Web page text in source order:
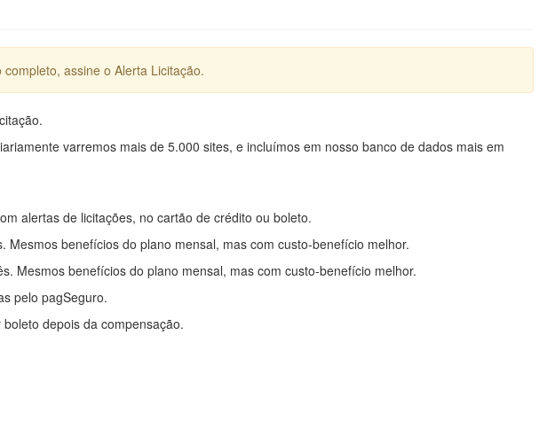
assine o Alerta Licitação.
varremos mais de 5.000 sites, e incluímos em nosso banco de dados mais em
alertas de licitações, no cartão de crédito ou boleto.
benefícios do plano mensal, mas com custo-benefício melhor.
Mesmos benefícios do plano mensal, mas com custo-benefício melhor.
pelo pagSeguro.
depois da compensação.